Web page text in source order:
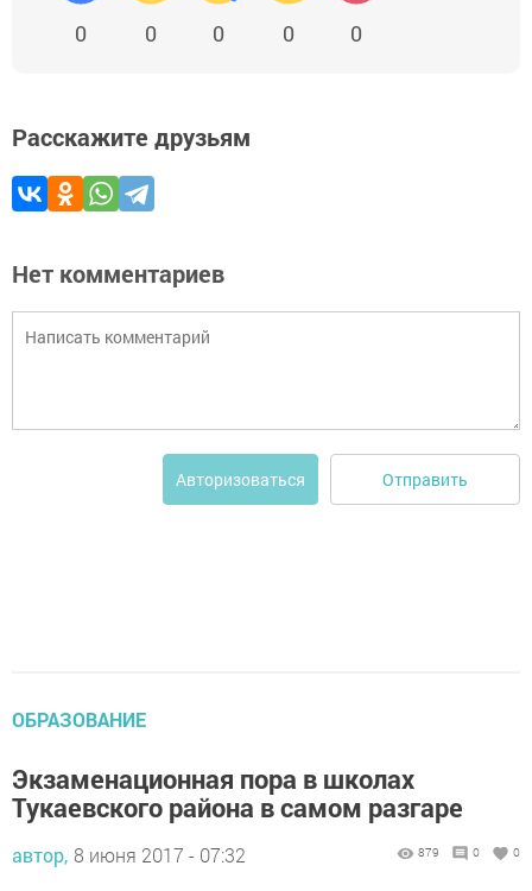
0 0 0 0 0
Расскажите друзьям
Нет комментариев
Авторизоваться Отправить
ОБРАЗОВАНИЕ
Экзаменационная пора в школах
Тукаевского района в самом разгаре
автор, 8 июня 2017 - 07:32 879 0 0